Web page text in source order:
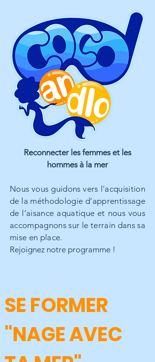
Reconnecter les femmes et les
hommes à la mer
Nous vous guidons vers l'acquisition
de la méthodologie d’apprentissage
de l’aisance aquatique et nous vous
accompagnons sur le terrain dans sa
mise en place.
Rejoignez notre programme !
SE FORMER
"NAGE AVEC